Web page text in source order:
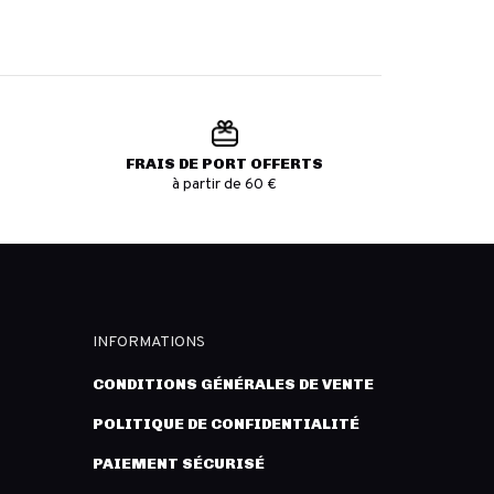
FRAIS DE PORT OFFERTS
à partir de 60 €
INFORMATIONS
CONDITIONS GÉNÉRALES DE VENTE
POLITIQUE DE CONFIDENTIALITÉ
PAIEMENT SÉCURISÉ